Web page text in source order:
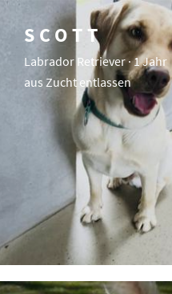
SCOTT
Labrador Retriever · 1 Jahr
aus Zucht entlassen